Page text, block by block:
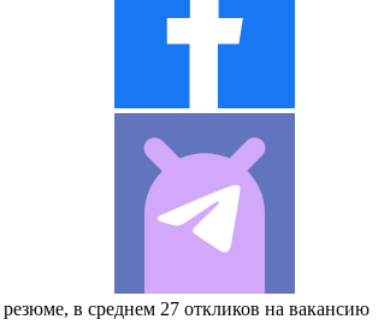
резюме, в среднем 27 откликов на вакансию